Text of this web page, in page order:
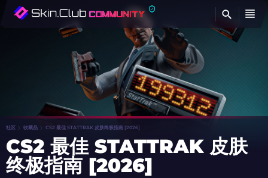
社区 收藏品 CS2 最佳 STATTRAK 皮肤终极指南 [2026]
CS2 最佳 STATTRAK 皮肤
终极指南 [2026]